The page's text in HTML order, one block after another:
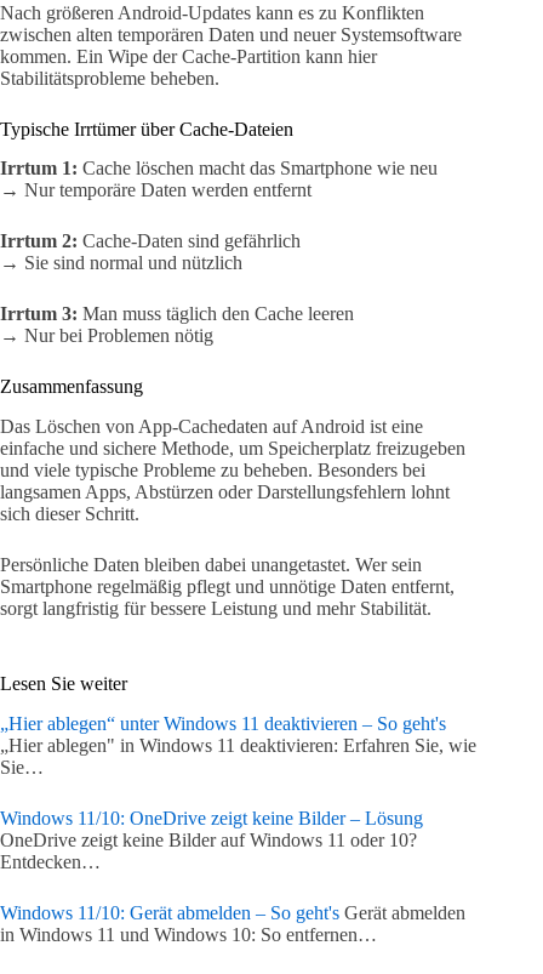
Nach größeren Android-Updates kann es zu Konflikten
zwischen alten temporären Daten und neuer Systemsoftware
kommen. Ein Wipe der Cache-Partition kann hier
Stabilitätsprobleme beheben.
Typische Irrtümer über Cache-Dateien
Irrtum 1: Cache löschen macht das Smartphone wie neu
→ Nur temporäre Daten werden entfernt
Irrtum 2: Cache-Daten sind gefährlich
→ Sie sind normal und nützlich
Irrtum 3: Man muss täglich den Cache leeren
→ Nur bei Problemen nötig
Zusammenfassung
Das Löschen von App-Cachedaten auf Android ist eine
einfache und sichere Methode, um Speicherplatz freizugeben
und viele typische Probleme zu beheben. Besonders bei
langsamen Apps, Abstürzen oder Darstellungsfehlern lohnt
sich dieser Schritt.
Persönliche Daten bleiben dabei unangetastet. Wer sein
Smartphone regelmäßig pflegt und unnötige Daten entfernt,
sorgt langfristig für bessere Leistung und mehr Stabilität.
Lesen Sie weiter
„Hier ablegen“ unter Windows 11 deaktivieren – So geht's
„Hier ablegen" in Windows 11 deaktivieren: Erfahren Sie, wie
Sie…
Windows 11/10: OneDrive zeigt keine Bilder – Lösung
OneDrive zeigt keine Bilder auf Windows 11 oder 10?
Entdecken…
Windows 11/10: Gerät abmelden – So geht's Gerät abmelden
in Windows 11 und Windows 10: So entfernen…